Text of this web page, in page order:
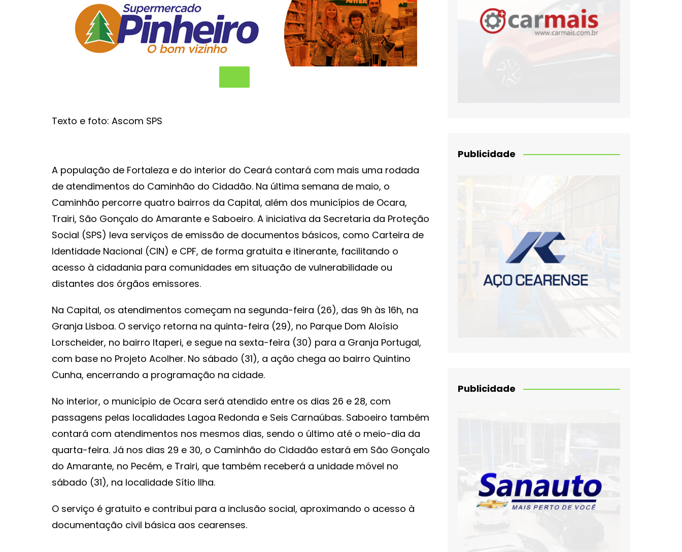
Texto e foto: Ascom SPS
A população de Fortaleza e do interior do Ceará contará com mais uma rodada
de atendimentos do Caminhão do Cidadão. Na última semana de maio, o
Caminhão percorre quatro bairros da Capital, além dos municípios de Ocara,
Trairi, São Gonçalo do Amarante e Saboeiro. A iniciativa da Secretaria da Proteção
Social (SPS) leva serviços de emissão de documentos básicos, como Carteira de
Identidade Nacional (CIN) e CPF, de forma gratuita e itinerante, facilitando o
acesso à cidadania para comunidades em situação de vulnerabilidade ou
distantes dos órgãos emissores.
Na Capital, os atendimentos começam na segunda-feira (26), das 9h às 16h, na
Granja Lisboa. O serviço retorna na quinta-feira (29), no Parque Dom Aloísio
Lorscheider, no bairro Itaperi, e segue na sexta-feira (30) para a Granja Portugal,
com base no Projeto Acolher. No sábado (31), a ação chega ao bairro Quintino
Cunha, encerrando a programação na cidade.
No interior, o município de Ocara será atendido entre os dias 26 e 28, com
passagens pelas localidades Lagoa Redonda e Seis Carnaúbas. Saboeiro também
contará com atendimentos nos mesmos dias, sendo o último até o meio-dia da
quarta-feira. Já nos dias 29 e 30, o Caminhão do Cidadão estará em São Gonçalo
do Amarante, no Pecém, e Trairi, que também receberá a unidade móvel no
sábado (31), na localidade Sítio Ilha.
O serviço é gratuito e contribui para a inclusão social, aproximando o acesso à
documentação civil básica aos cearenses.
Publicidade
Publicidade